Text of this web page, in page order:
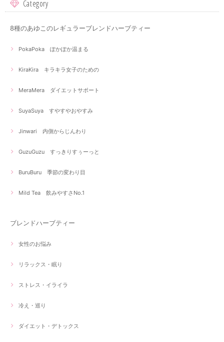
Category
8種のあゆこのレギュラーブレンドハーブティー
PokaPoka ぽかぽか温まる
KiraKira キラキラ女子のための
MeraMera ダイエットサポート
SuyaSuya すやすやおやすみ
Jinwari 内側からじんわり
GuzuGuzu すっきりすぅーっと
BuruBuru 季節の変わり目
Mild Tea 飲みやすさNo.1
ブレンドハーブティー
女性のお悩み
リラックス・眠り
ストレス・イライラ
冷え・巡り
ダイエット・デトックス